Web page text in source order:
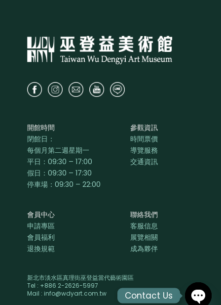
開館時間
閉館日：
每個月第二週星期一
平日： 09:30 – 17:00
假日：09:30 – 17:30
停車場：09:30 – 22:00
參觀資訊
時間票價
導覽服務
交通資訊
會員中心
申請專區
會員福利
退換規範
聯絡我們
客服信息
展覽相關
成為夥伴
新北市淡水區真理街巫登益當代藝術園區
Tel : +886 2-2626-5997
Mail : info@wdyart.com.tw
Contact Us